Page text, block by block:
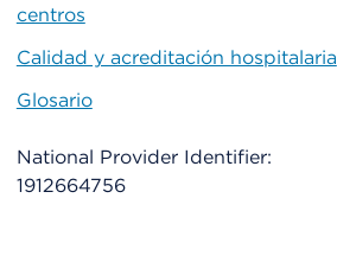
centros
Calidad y acreditación hospitalaria
Glosario
National Provider Identifier:
1912664756